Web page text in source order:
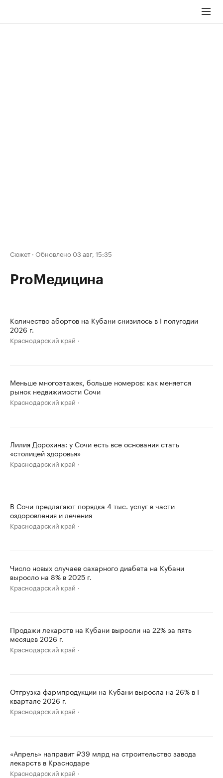
Сюжет · Обновлено 03 авг, 15:35
ProМедицина
Количество абортов на Кубани снизилось в I полугодии
2026 г.
Краснодарский край
Меньше многоэтажек, больше номеров: как меняется
рынок недвижимости Сочи
Краснодарский край
Лилия Дорохина: у Сочи есть все основания стать
«столицей здоровья»
Краснодарский край
В Сочи предлагают порядка 4 тыс. услуг в части
оздоровления и лечения
Краснодарский край
Число новых случаев сахарного диабета на Кубани
выросло на 8% в 2025 г.
Краснодарский край
Продажи лекарств на Кубани выросли на 22% за пять
месяцев 2026 г.
Краснодарский край
Отгрузка фармпродукции на Кубани выросла на 26% в I
квартале 2026 г.
Краснодарский край
«Апрель» направит ₽39 млрд на строительство завода
лекарств в Краснодаре
Краснодарский край